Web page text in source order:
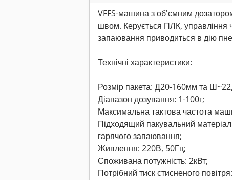
VFFS-машина з об'ємним
швом. Керується ПЛК, управління
запаювання приводиться в дію
Технічні характеристики:
Розмір пакета: Д20-160мм та
Діапазон дозування: 1-100г;
Максимальна тактова частота
Підходящий пакувальний
гарячого запаювання;
Живлення: 220В, 50Гц;
Споживана потужність: 2кВт;
Потрібний тиск стисненого